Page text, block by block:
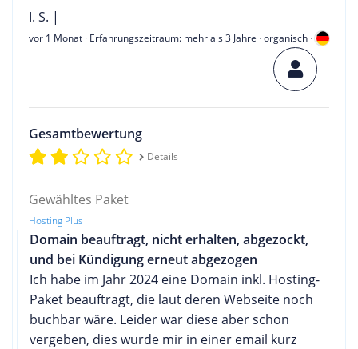
I. S. |
vor 1 Monat · Erfahrungszeitraum: mehr als 3 Jahre · organisch ·
Gesamtbewertung
Details
Gewähltes Paket
Hosting Plus
Domain beauftragt, nicht erhalten, abgezockt,
und bei Kündigung erneut abgezogen
Ich habe im Jahr 2024 eine Domain inkl. Hosting-
Paket beauftragt, die laut deren Webseite noch
buchbar wäre. Leider war diese aber schon
vergeben, dies wurde mir in einer email kurz